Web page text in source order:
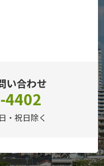
い合わせ
4402
・祝日除く